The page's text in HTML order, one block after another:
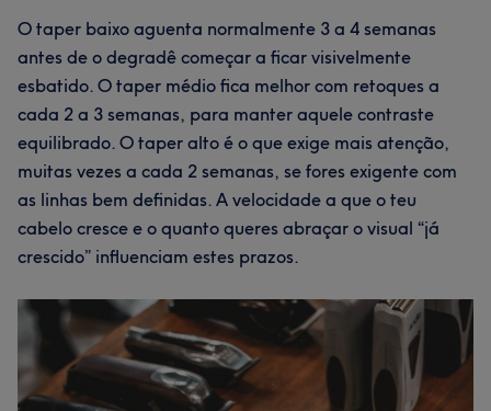
O taper baixo aguenta normalmente 3 a 4 semanas
antes de o degradê começar a ficar visivelmente
esbatido. O taper médio fica melhor com retoques a
cada 2 a 3 semanas, para manter aquele contraste
equilibrado. O taper alto é o que exige mais atenção,
muitas vezes a cada 2 semanas, se fores exigente com
as linhas bem definidas. A velocidade a que o teu
cabelo cresce e o quanto queres abraçar o visual “já
crescido” influenciam estes prazos.